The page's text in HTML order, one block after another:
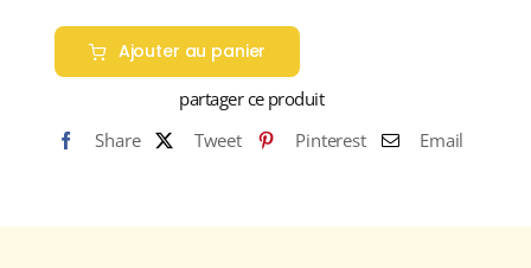
Ajouter au panier
partager ce produit
Share
Tweet Pinterest Email